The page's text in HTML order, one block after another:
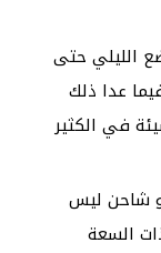
الليلي حتى
عدا ذلك
في الكثير
25 واط وهو شاحن ليس
السعة